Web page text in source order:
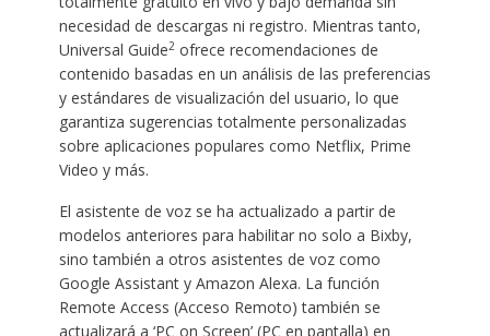
necesidad de descargas ni registro. Mientras tanto,
Universal Guide2ofrece recomendaciones de
contenido basadas en un análisis de las preferencias
y estándares de visualización del usuario, lo que
garantiza sugerencias totalmente personalizadas
sobre aplicaciones populares como Netflix, Prime
Video y más.
El asistente de voz se ha actualizado a partir de
modelos anteriores para habilitar no solo a Bixby,
sino también a otros asistentes de voz como
Google Assistant y Amazon Alexa. La función
Remote Access (Acceso Remoto) también se
actualizará a ‘PC on Screen’ (PC en pantalla) en